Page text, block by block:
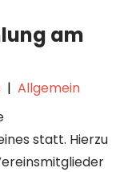
am
| Allgemein
statt. Hierzu